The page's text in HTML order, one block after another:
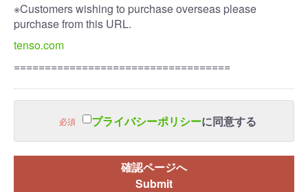
※Customers wishing to purchase overseas please
purchase from this URL.
tenso.com
===================================
必須 プライバシーポリシーに同意する
確認ページへ
Submit